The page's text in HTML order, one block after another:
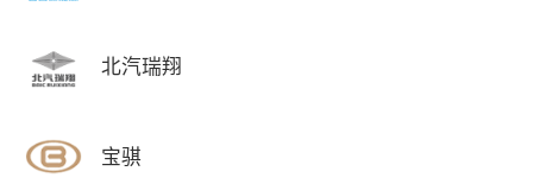
北汽瑞翔
宝骐